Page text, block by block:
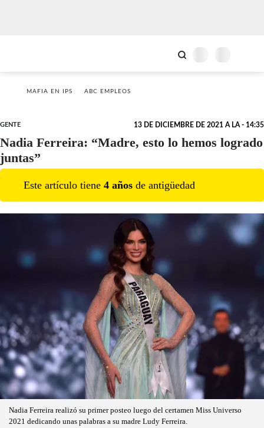
MAFIA EN IPS ABC EMPLEOS
GENTE 13 DE DICIEMBRE DE 2021 A LA - 14:35
Nadia Ferreira: “Madre, esto lo hemos logrado
juntas”
Este artículo tiene 4 años de antigüedad
Nadia Ferreira realizó su primer posteo luego del certamen Miss Universo
2021 dedicando unas palabras a su madre Ludy Ferreira.